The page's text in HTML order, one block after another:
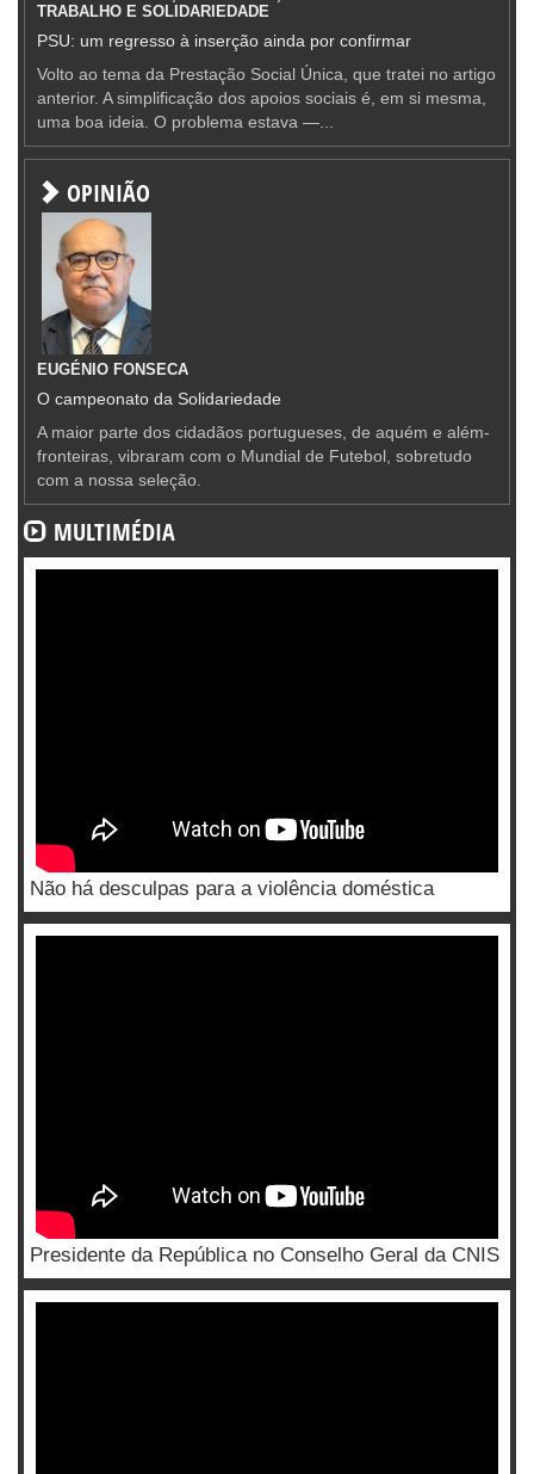
TRABALHO E SOLIDARIEDADE
PSU: um regresso à inserção ainda por confirmar
Volto ao tema da Prestação Social Única, que tratei no artigo
anterior. A simplificação dos apoios sociais é, em si mesma,
uma boa ideia. O problema estava —...
OPINIÃO
EUGÉNIO FONSECA
O campeonato da Solidariedade
A maior parte dos cidadãos portugueses, de aquém e além-
fronteiras, vibraram com o Mundial de Futebol, sobretudo
com a nossa seleção.
MULTIMÉDIA
Não há desculpas para a violência doméstica
Presidente da República no Conselho Geral da CNIS